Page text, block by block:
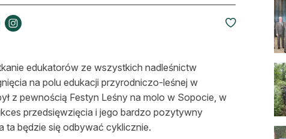
zakupach
Kontakt
edukatorów ze wszystkich nadleśnictw
na polu edukacji przyrodniczo-leśnej w
z pewnością Festyn Leśny na molo w Sopocie, w
przedsięwzięcia i jego bardzo pozytywny
ta będzie się odbywać cyklicznie.